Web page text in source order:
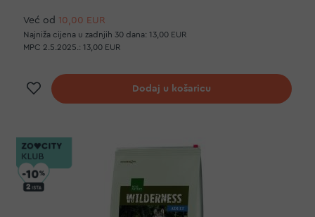
Već od 10,00 EUR
Najniža cijena u zadnjih 30 dana: 13,00 EUR
MPC 2.5.2025.: 13,00 EUR
Dodaj na listu želja
Dodaj u košaricu